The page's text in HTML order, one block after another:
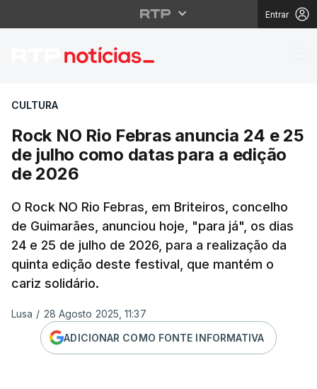
Entrar
Rock NO Rio Febras
CULTURA
Rock NO Rio Febras anuncia 24 e 25
de julho como datas para a edição
de 2026
O Rock NO Rio Febras, em Briteiros, concelho
de Guimarães, anunciou hoje, "para já", os dias
24 e 25 de julho de 2026, para a realização da
quinta edição deste festival, que mantém o
cariz solidário.
Lusa / 28 Agosto 2025, 11:37
ADICIONAR COMO FONTE INFORMATIVA